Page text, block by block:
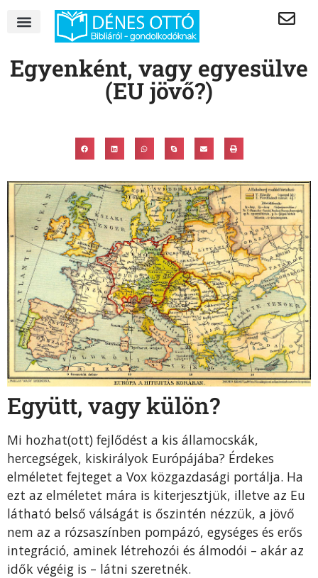
Egyenként, vagy egyesülve
(EU jövő?)
Együtt, vagy külön?
Mi hozhat(ott) fejlődést a kis államocskák,
hercegségek, kiskirályok Európájába? Érdekes
elméletet fejteget a Vox közgazdasági portálja. Ha
ezt az elméletet mára is kiterjesztjük, illetve az Eu
látható belső válságát is őszintén nézzük, a jövő
nem az a rózsaszínben pompázó, egységes és erős
integráció, aminek létrehozói és álmodói – akár az
idők végéig is – látni szeretnék.